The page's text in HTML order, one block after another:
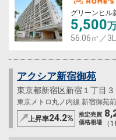
グリーンヒル
5,500
56.06㎡／
アクシア新宿御苑
東京都新宿区新宿１丁目３
東京メトロ丸ノ内線 新宿御苑
上昇率24.2%
推定売買
価格相場
（